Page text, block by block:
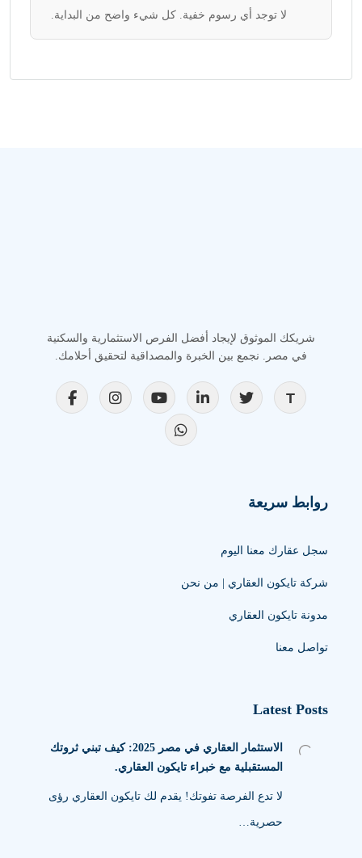
لا توجد أي رسوم خفية. كل شيء واضح من البداية.
شريكك الموثوق لإيجاد أفضل الفرص الاستثمارية والسكنية
في مصر. نجمع بين الخبرة والمصداقية لتحقيق أحلامك.
روابط سريعة
سجل عقارك معنا اليوم
شركة تايكون العقاري | من نحن
مدونة تايكون العقاري
تواصل معنا
Latest Posts
الاستثمار العقاري في مصر 2025: كيف تبني ثروتك
المستقبلية مع خبراء تايكون العقاري.
لا تدع الفرصة تفوتك! يقدم لك تايكون العقاري رؤى
حصرية…